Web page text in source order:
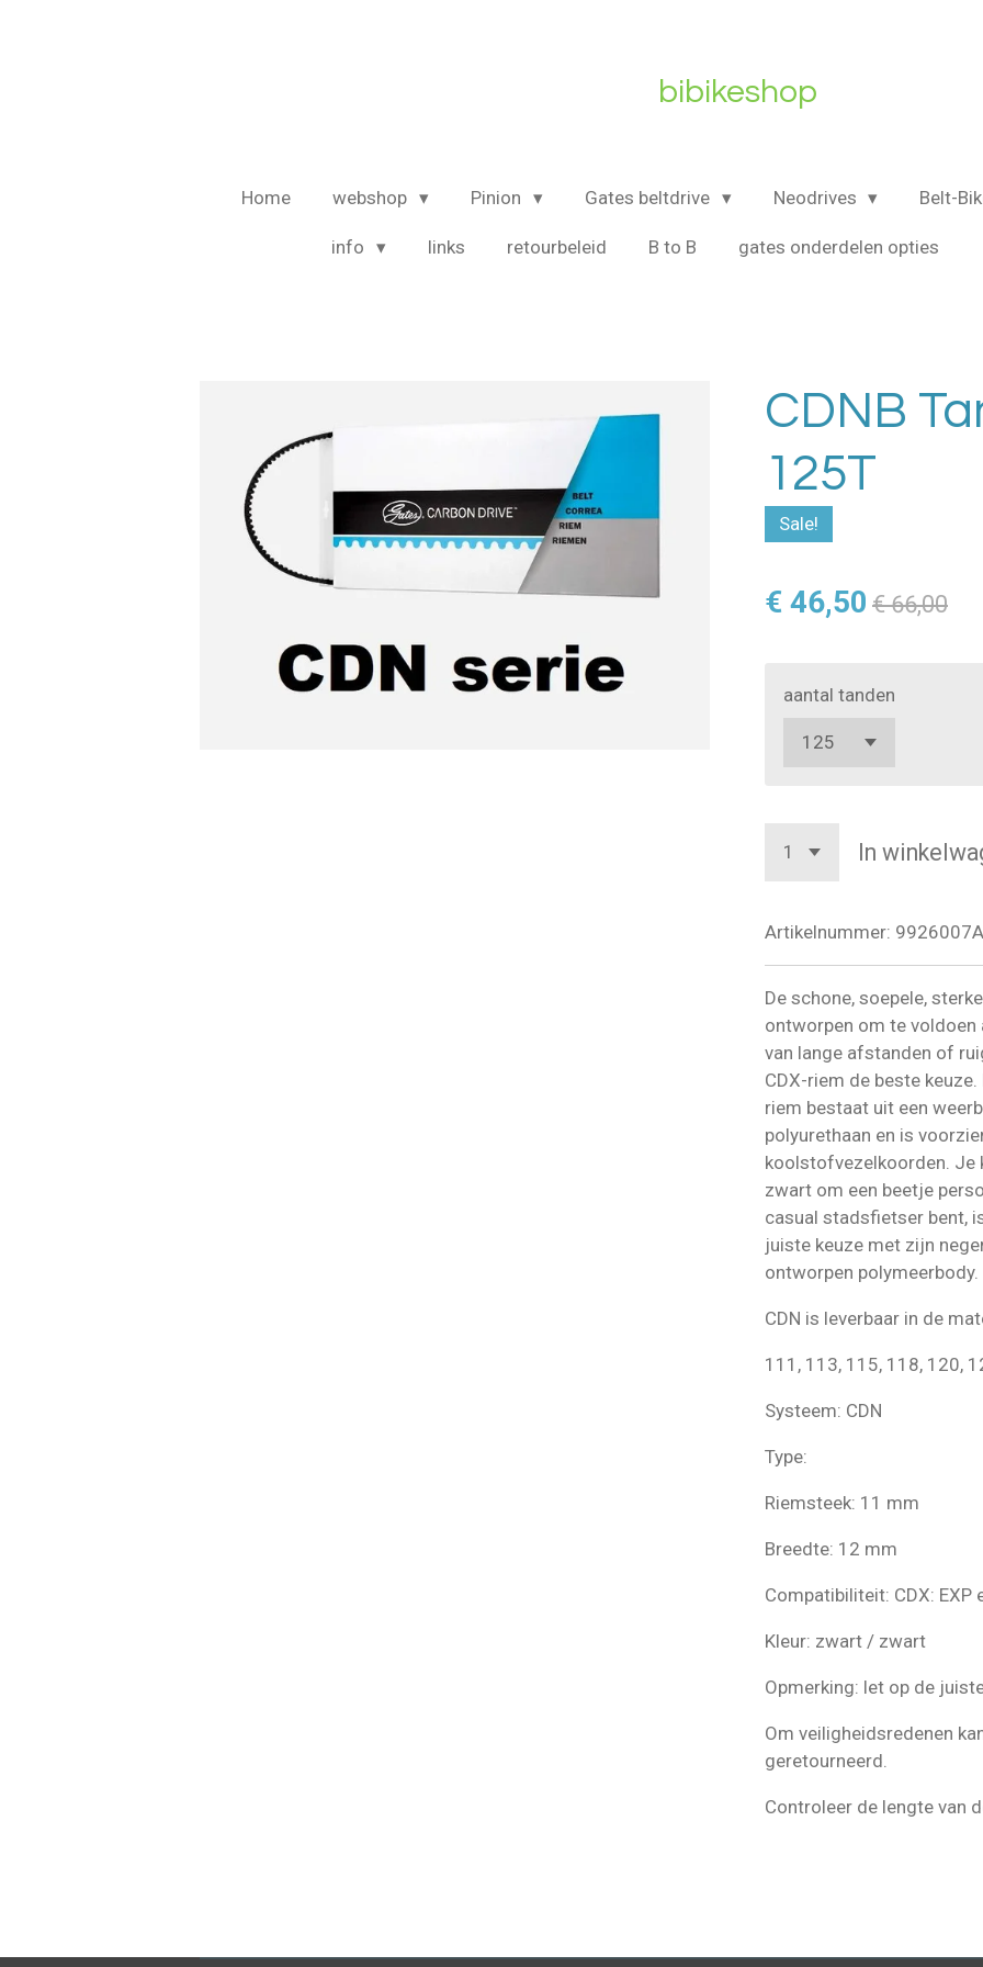
bibikeshop
Home webshop Pinion Gates beltdrive Neodrives Belt-
info links retourbeleid B to B gates onderdelen opties
CDNB
125T
Sale!
€ 46,50 € 66,00
aantal tanden
In
Artikelnummer:
De schone, soepele,
ontworpen om te voldoen
van lange afstanden of
CDX-riem de beste
riem bestaat uit een
polyurethaan en is
koolstofvezelkoorden. Je
zwart om een ​​beetje
casual stadsfietser bent,
juiste keuze met zijn
ontworpen polymeerbody.
CDN is leverbaar in de
111, 113, 115, 118, 120,
Systeem: CDN
Type:
Riemsteek: 11 mm
Breedte: 12 mm
Compatibiliteit: CDX: EXP
Kleur: zwart / zwart
Opmerking: let op de
Om veiligheidsredenen
geretourneerd.
Controleer de lengte van